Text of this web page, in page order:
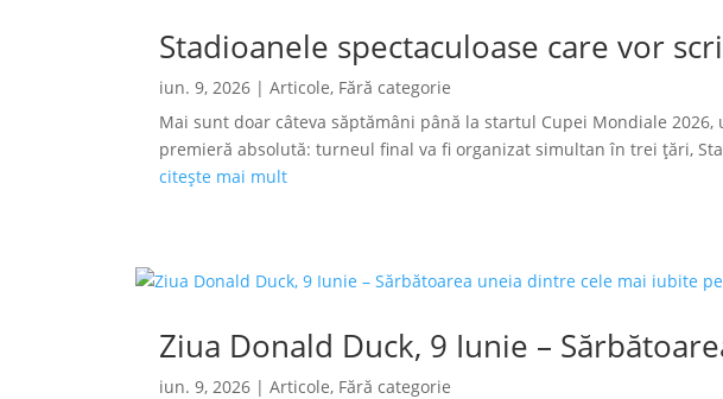
Stadioanele spectaculoase care vor
iun. 9, 2026 |Articole, Fără categorie
Mai sunt doar câteva săptămâni până la startul Cupei Mondiale
premieră absolută: turneul final va fi organizat simultan în trei țări,
citește mai mult
Ziua Donald Duck, 9 Iunie –
iun. 9, 2026 |Articole, Fără categorie